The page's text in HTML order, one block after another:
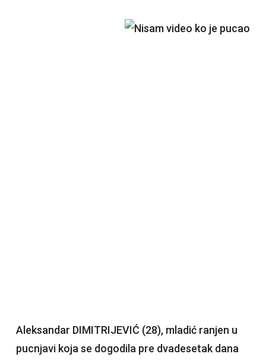
Aleksandar DIMITRIJEVIĆ (28), mladić ranjen u
pucnjavi koja se dogodila pre dvadesetak dana